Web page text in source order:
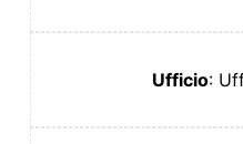
Ufficio: